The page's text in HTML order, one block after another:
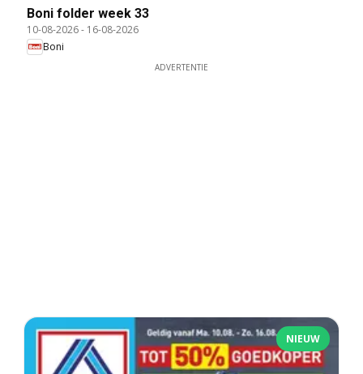
Boni folder week 33
10-08-2026- 16-08-2026
Boni
ADVERTENTIE
NIEUW